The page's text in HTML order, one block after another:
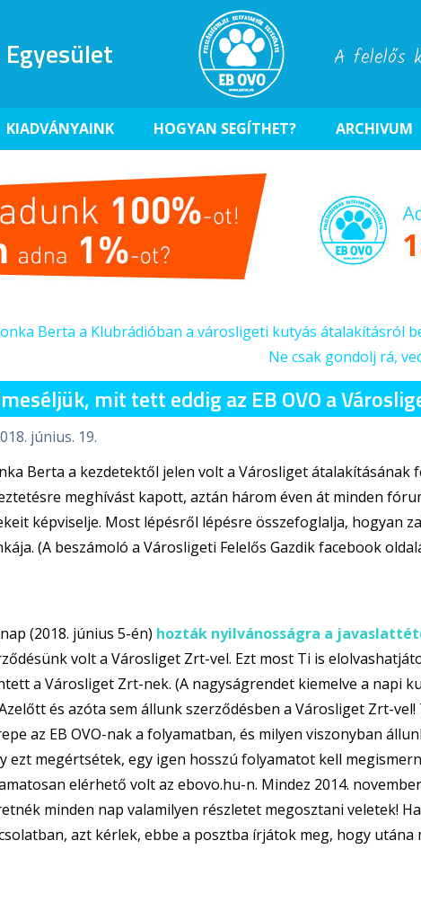
Egyesület A felelős
KIADVÁNYAINK HOGYAN SEGÍTHET? ARCHIVUM
Berta a Klubrádióban a városligeti kutyás átalakításról
Ne csak gondolj rá,
mit tett eddig az EB OVO a
június. 19.
Berta a kezdetektől jelen volt a Városliget átalakításának
meghívást kapott, aztán három éven át minden
képviselje. Most lépésről lépésre összefoglalja, hogyan
(A beszámoló a Városligeti Felelős Gazdik facebook
(2018. június 5-én) hozták nyilvánosságra a
volt a Városliget Zrt-vel. Ezt most Ti is
a Városliget Zrt-nek. (A nagyságrendet kiemelve a napi
és azóta sem állunk szerződésben a Városliget Zrt-
az EB OVO-nak a folyamatban, és milyen viszonyban
ezt megértsétek, egy igen hosszú folyamatot kell
elérhető volt az ebovo.hu-n. Mindez 2014.
minden nap valamilyen részletet megosztani veletek!
azt kérlek, ebbe a posztba írjátok meg, hogy